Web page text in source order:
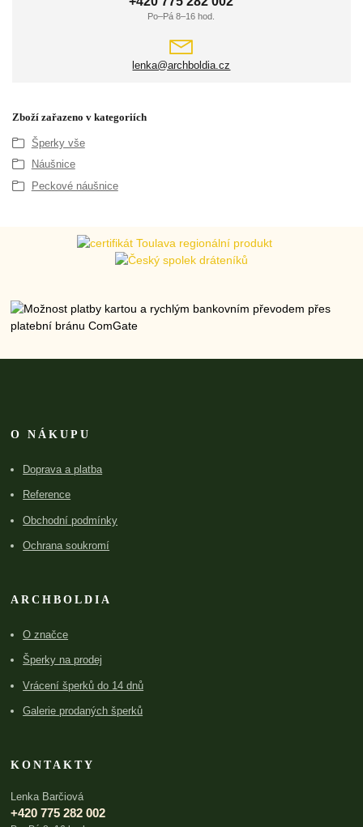
Po–Pá 8–16 hod.
lenka@archboldia.cz
Zboží zařazeno v kategoriích
Šperky vše
Náušnice
Peckové náušnice
O NÁKUPU
Doprava a platba
Reference
Obchodní podmínky
Ochrana soukromí
ARCHBOLDIA
O značce
Šperky na prodej
Vrácení šperků do 14 dnů
Galerie prodaných šperků
KONTAKTY
Lenka Barčiová
+420 775 282 002